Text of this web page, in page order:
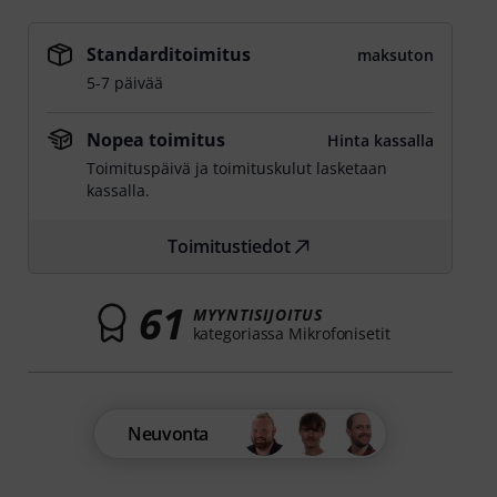
Standarditoimitus
maksuton
5-7 päivää
Nopea toimitus
Hinta kassalla
Toimituspäivä ja toimituskulut lasketaan
kassalla.
Toimitustiedot
61 MYYNTISIJOITUS
kategoriassa Mikrofonisetit
Neuvonta